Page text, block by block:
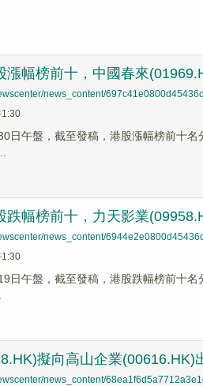
漲幅榜前十，中國春來
news_content/
日午盤，截至發稿，港股漲幅榜前十
跌幅榜前十，力天影業
news_content/
日午盤，截至發稿，港股跌幅榜前十
擬向高山企業(00616.HK)
news_content/